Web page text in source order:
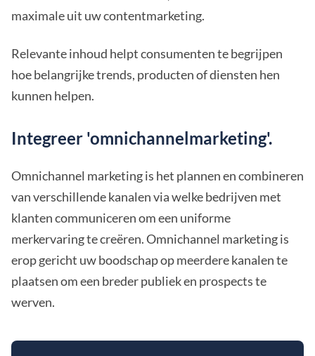
maximale uit uw contentmarketing.
Relevante inhoud helpt consumenten te begrijpen
hoe belangrijke trends, producten of diensten hen
kunnen helpen.
Integreer 'omnichannelmarketing'.
Omnichannel marketing is het plannen en combineren
van verschillende kanalen via welke bedrijven met
klanten communiceren om een uniforme
merkervaring te creëren. Omnichannel marketing is
erop gericht uw boodschap op meerdere kanalen te
plaatsen om een breder publiek en prospects te
werven.